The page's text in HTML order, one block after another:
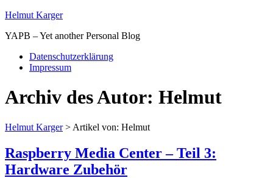
Helmut Karger
YAPB – Yet another Personal Blog
Datenschutzerklärung
Impressum
Archiv des Autor: Helmut
Helmut Karger> Artikel von: Helmut
Raspberry Media Center – Teil 3:
Hardware Zubehör